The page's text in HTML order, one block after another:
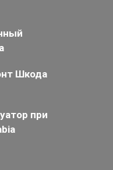
Шкода
при